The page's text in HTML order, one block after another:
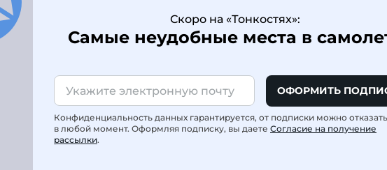
Скоро на «Тонкостях»:
Самые неудобные места в
ОФОРМИТЬ
Конфиденциальность данных гарантируется, от подписки можно
в любой момент. Оформляя подписку, вы даете Согласие на получение
рассылки.